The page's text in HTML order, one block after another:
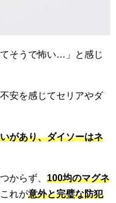
そうで怖い…」と感じ
安を感じてセリアやダ
があり、ダイソーはネ
からず、 100均のマグネ
れが意外と完璧な防犯